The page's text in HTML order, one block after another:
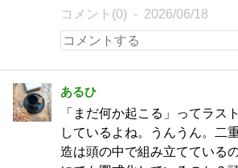
コメント(0) 2026/06/18
あるひ
「まだ何か起こる」ってラス
しているよね。うんうん。二
造は頭の中で組み立てている